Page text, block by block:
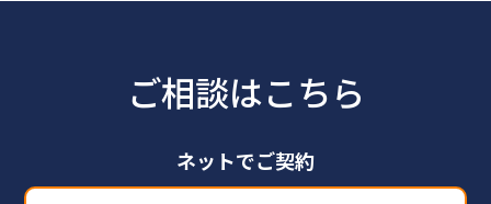
ご相談はこちら
ネットでご契約